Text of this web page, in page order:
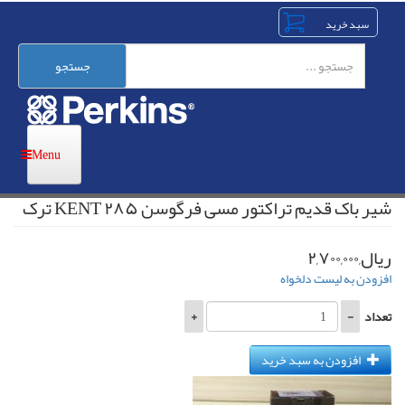
رفتن
محتوای
جستجو
شیر باک قدیم تراکتور مسی فرگوسن ۲۸۵ KENT ترک
ریال,۲,۷۰۰,۰۰۰
افزودن به لیست دلخواه
تعداد -
+
افزودن به سبد خرید